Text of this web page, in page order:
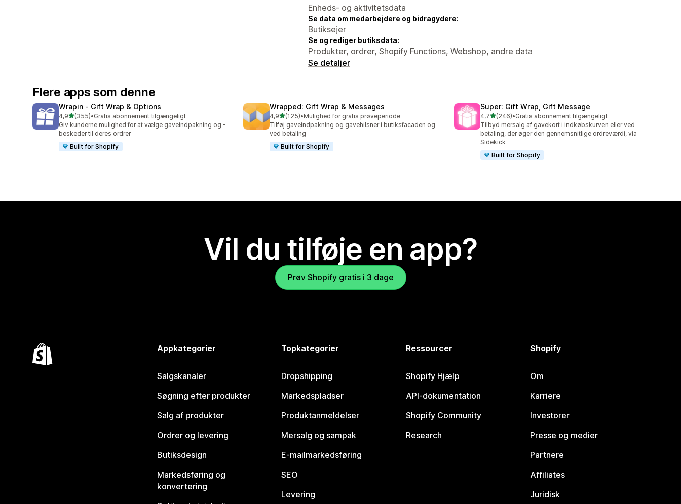
Enheds- og aktivitetsdata
Se data om medarbejdere og bidragydere:
Butiksejer
Se og rediger butiksdata:
Produkter, ordrer, Shopify Functions, Webshop, andre data
Se detaljer
Flere apps som denne
Wrapin ‑ Gift Wrap & Options
4,9ud af 5 stjerner
(355)
355 anmeldelser i alt
•Gratis abonnement tilgængeligt
Giv kunderne mulighed for at vælge gaveindpakning og -
beskeder til deres ordrer
Built for Shopify
Wrapped: Gift Wrap & Messages
4,9ud af 5 stjerner
(125)
125 anmeldelser i alt
•Mulighed for gratis prøveperiode
Tilføj gaveindpakning og gavehilsner i butiksfacaden og
ved betaling
Built for Shopify
Super: Gift Wrap, Gift Message
4,7ud af 5 stjerner
(246)
246 anmeldelser i alt
•Gratis abonnement tilgængeligt
Tilbyd mersalg af gavekort i indkøbskurven eller ved
betaling, der øger den gennemsnitlige ordreværdi, via
Sidekick
Built for Shopify
Vil du tilføje en app?
Prøv Shopify gratis i 3 dage
Appkategorier
Salgskanaler
Søgning efter produkter
Salg af produkter
Ordrer og levering
Butiksdesign
Markedsføring og
konvertering
Topkategorier
Dropshipping
Markedspladser
Produktanmeldelser
Mersalg og sampak
E-mailmarkedsføring
SEO
Levering
Ressourcer
Shopify Hjælp
API-dokumentation
Shopify Community
Research
Shopify
Om
Karriere
Investorer
Presse og medier
Partnere
Affiliates
Juridisk